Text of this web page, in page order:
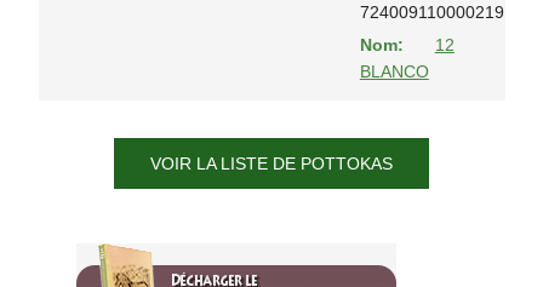
724009110000219
Nom:
12
BLANCO
VOIR LA LISTE DE POTTOKAS